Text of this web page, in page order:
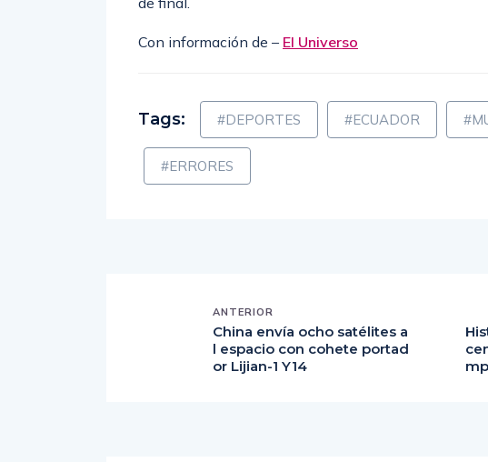
serán tareas indispensables antes de afrontar un
de final.
Tags: #DEPORTES
ANTERIOR
China envía ocho satélites a